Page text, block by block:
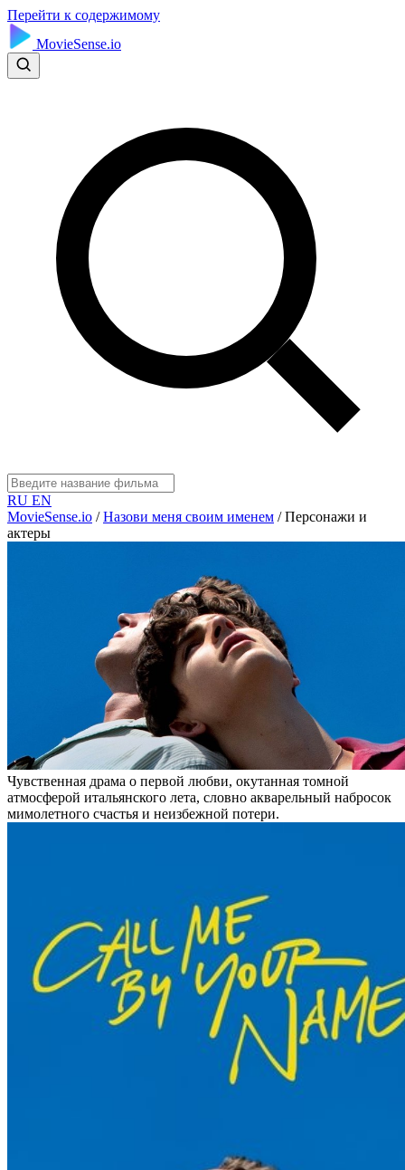
Перейти к содержимому
MovieSense.io
RU EN
MovieSense.io / Назови меня своим именем / Персонажи и
актеры
Чувственная драма о первой любви, окутанная томной
атмосферой итальянского лета, словно акварельный набросок
мимолетного счастья и неизбежной потери.